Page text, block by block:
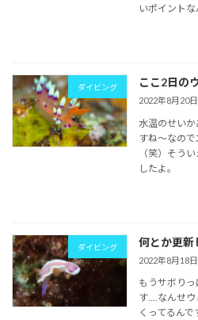
いポイント
ダイビング ここ2日の
2022年8月20日
水温のせい
すね～なの
（笑）そう
したよ。
ダイビング 何とか更新
2022年8月18日
もうサボり
す....なんせ
くってるんで